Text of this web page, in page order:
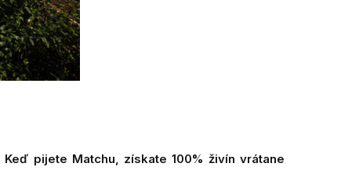
Keď pijete Matchu, získate 100% živín vrátane